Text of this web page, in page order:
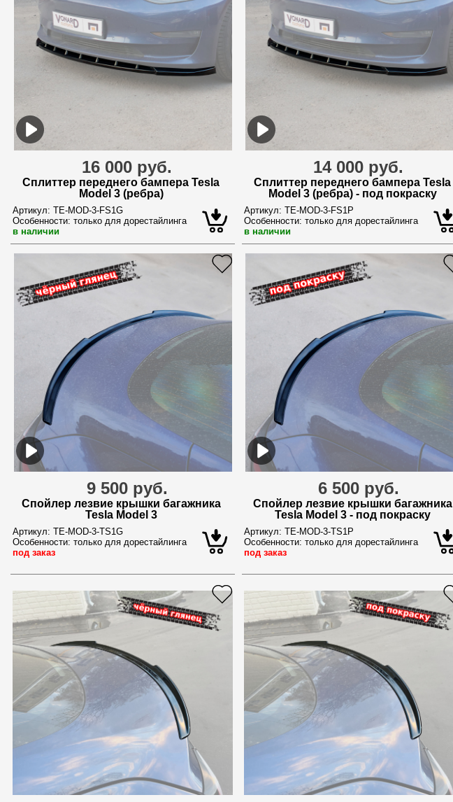
16 000 руб.
Сплиттер переднего бампера Tesla
Model 3 (ребра)
Артикул: TE-MOD-3-FS1G
Особенности: только для дорестайлинга
в наличии
14 000 руб.
Сплиттер переднего бампера Tesla
Model 3 (ребра) - под покраску
Артикул: TE-MOD-3-FS1P
Особенности: только для дорестайлинга
в наличии
9 500 руб.
Спойлер лезвие крышки багажника
Tesla Model 3
Артикул: TE-MOD-3-TS1G
Особенности: только для дорестайлинга
под заказ
6 500 руб.
Спойлер лезвие крышки багажника
Tesla Model 3 - под покраску
Артикул: TE-MOD-3-TS1P
Особенности: только для дорестайлинга
под заказ